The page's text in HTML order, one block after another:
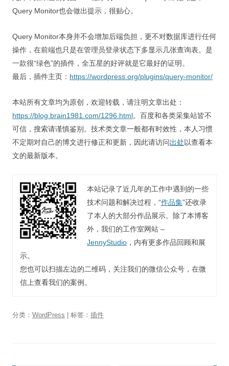
Query Monitor也会做出提示，很贴心。
Query Monitor本身并不会增加后端负担，更不对数据库进行任何
操作，在前端也只是在管理员登录状态下多显示几张查询表。是
一款很“绿色”的插件，全五星的好评就是它最好的证明。
最后，插件主页： https://wordpress.org/plugins/query-monitor/
本站所有文章均为原创，欢迎转载，请注明文章出处：
https://blog.brain1981.com/1296.html。百度和各类采集站皆不
可信，搜索请谨慎鉴别。技术类文章一般都有时效性，本人习惯
不定期对自己的博文进行修正和更新，因此请访问出处以查看本
文的最新版本。
本站记录了近几年的工作中遇到的一些
技术问题和解决过程，“作品集”还收录
了本人的大部分作品展示。除了本博客
外，我们的工作室网站 –
JennyStudio ，内有更多作品回顾和展
示。
您也可以扫描左边的二维码，关注我们的微信公众号，在微
信上查看我们的案例。
分类： WordPress | 标签： 插件